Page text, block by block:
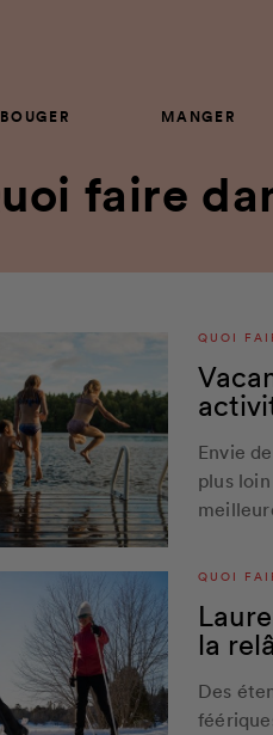
BOUGER MANGER
Quoi faire
QUOI
Envie
plus
QUOI
la
Des